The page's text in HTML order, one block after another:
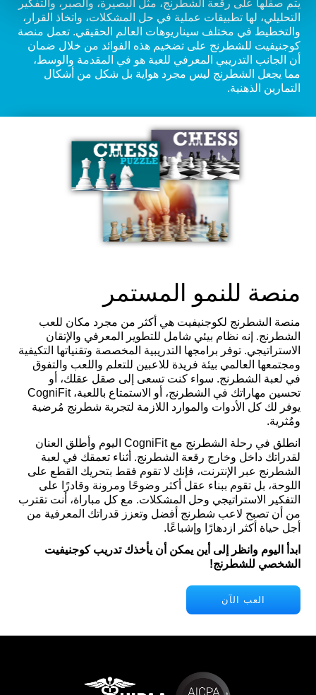
يتم صقلها على رقعة الشطرنج، مثل البصيرة، والصبر، والتفكير
التحليلي، لها تطبيقات عملية في حل المشكلات، واتخاذ القرار،
والتخطيط في مختلف سيناريوهات العالم الحقيقي. تعمل منصة
كوجنيفيت للشطرنج على تضخيم هذه الفوائد من خلال ضمان
أن الجانب التدريبي المعرفي للعبة هو في المقدمة والوسط،
مما يجعل الشطرنج ليس مجرد هواية بل شكل من أشكال
التمارين الذهنية.
منصة للنمو المستمر
منصة الشطرنج لكوجنيفيت هي أكثر من مجرد مكان للعب
الشطرنج. إنه نظام بيئي شامل للتطوير المعرفي والإتقان
الاستراتيجي. توفر برامجها التدريبية المخصصة وتقنياتها التكيفية
ومجتمعها العالمي بيئة فريدة للاعبين للتعلم واللعب والتفوق
في لعبة الشطرنج. سواء كنت تسعى إلى صقل عقلك، أو
تحسين مهاراتك في الشطرنج، أو الاستمتاع باللعبة، CogniFit
يوفر لك كل الأدوات والموارد اللازمة لتجربة شطرنج مُرضية
ومُثرية.
انطلق في رحلة الشطرنج مع CogniFit اليوم وأطلق العنان
لقدراتك داخل وخارج رقعة الشطرنج. أثناء تعمقك في لعبة
الشطرنج عبر الإنترنت، فإنك لا تقوم فقط بتحريك القطع على
اللوحة، بل تقوم ببناء عقل أكثر وضوحًا ومرونة وقادرًا على
التفكير الاستراتيجي وحل المشكلات. مع كل مباراة، أنت تقترب
من أن تصبح لاعب شطرنج أفضل وتعزز قدراتك المعرفية من
أجل حياة أكثر ازدهارًا وإشباعًا.
ابدأ اليوم وانظر إلى أين يمكن أن يأخذك تدريب كوجنيفيت
الشخصي للشطرنج!
العب الآن